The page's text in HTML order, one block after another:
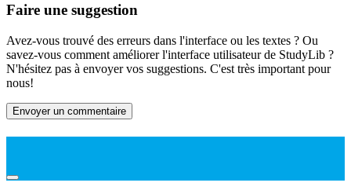
Faire une suggestion
Avez-vous trouvé des erreurs dans l'interface ou les textes ? Ou
savez-vous comment améliorer l'interface utilisateur de StudyLib ?
N'hésitez pas à envoyer vos suggestions. C'est très important pour
nous!
Envoyer un commentaire